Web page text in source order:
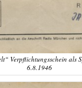
Verpflichtungsschein als
6.8.1946